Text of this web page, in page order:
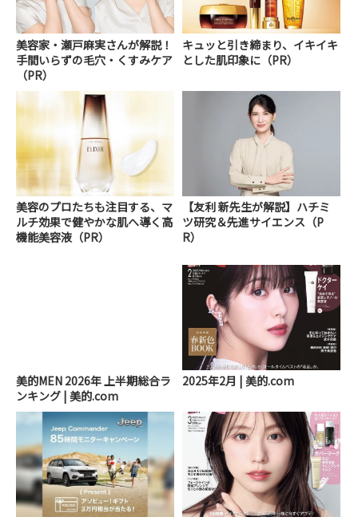
美容家・瀬戸麻実さんが解説！
手間いらずの毛穴・くすみケア
（PR）
キュッと引き締まり、イキイキ
とした肌印象に（PR）
美容のプロたちも注目する、マ
ルチ効果で健やかな肌へ導く高
機能美容液（PR）
【友利 新先生が解説】ハチミ
ツ研究＆先進サイエンス（P
R）
美的MEN 2026年 上半期総合ラ
ンキング | 美的.com
2025年2月 | 美的.com